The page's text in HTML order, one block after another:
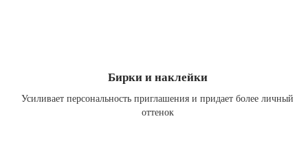
Бирки и наклейки
Усиливает персональность приглашения и придает более личный
оттенок